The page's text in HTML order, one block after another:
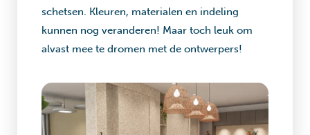
schetsen. Kleuren, materialen en indeling
kunnen nog veranderen! Maar toch leuk om
alvast mee te dromen met de ontwerpers!